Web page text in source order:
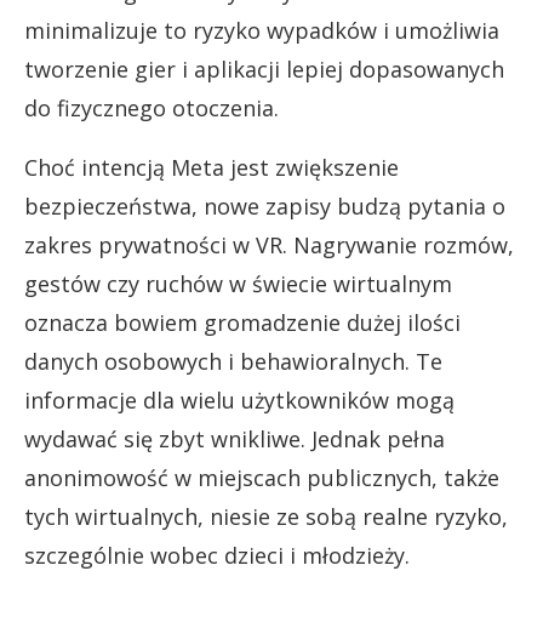
minimalizuje to ryzyko wypadków i umożliwia
tworzenie gier i aplikacji lepiej dopasowanych
do fizycznego otoczenia.
Choć intencją Meta jest zwiększenie
bezpieczeństwa, nowe zapisy budzą pytania o
zakres prywatności w VR. Nagrywanie rozmów,
gestów czy ruchów w świecie wirtualnym
oznacza bowiem gromadzenie dużej ilości
danych osobowych i behawioralnych. Te
informacje dla wielu użytkowników mogą
wydawać się zbyt wnikliwe. Jednak pełna
anonimowość w miejscach publicznych, także
tych wirtualnych, niesie ze sobą realne ryzyko,
szczególnie wobec dzieci i młodzieży.